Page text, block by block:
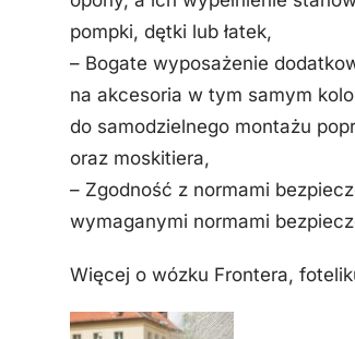
pompki, dętki lub łatek,
– Bogate wyposażenie
na akcesoria w tym samym
do samodzielnego montażu
oraz moskitiera,
– Zgodność z normami
wymaganymi normami
Więcej o wózku Frontera,